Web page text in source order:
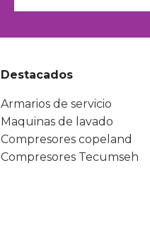
Destacados
Armarios de servicio
Maquinas de lavado
Compresores copeland
Compresores Tecumseh